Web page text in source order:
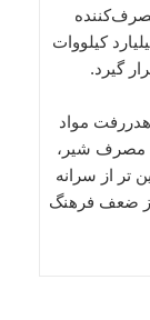
جهان باشد و با مصرف بیش از 145 میلیارد کیلووات
مواد
مصرف شیر،
تر از سرانه
از ضعف فرهنگ